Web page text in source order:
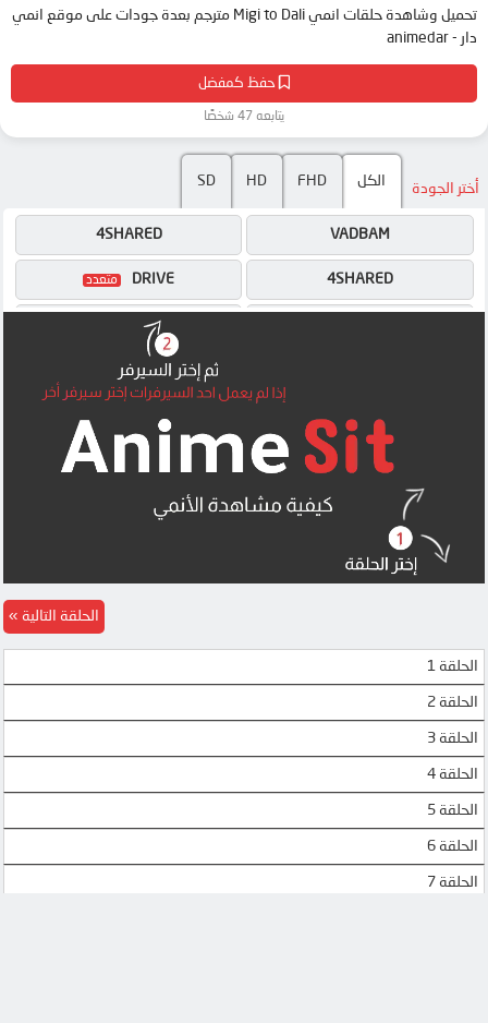
حفظ كمفضل
يتابعه 47 شخصًا
تحميل وشاهدة حلقات انمي Migi to Dali مترجم بعدة جودات على موقع انمي
دار - animedar
أختر الجودة الكل FHD
HD
SD
VADBAM
OK
OK
4SHARED
DRIVE 4SHARED
الحلقة 1
الحلقة 2
الحلقة 3
الحلقة 4
الحلقة 5
الحلقة 6
الحلقة 7
الحلقة التالية